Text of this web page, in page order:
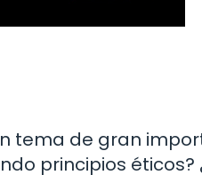
tema de gran
principios